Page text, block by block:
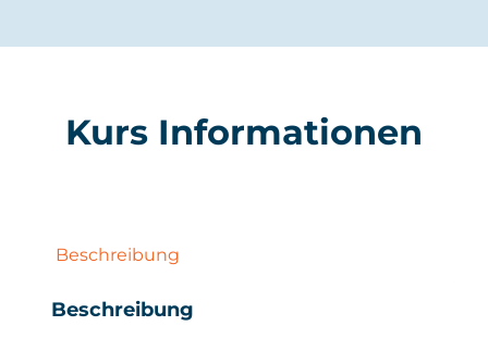
Kurs Informationen
Beschreibung
Beschreibung